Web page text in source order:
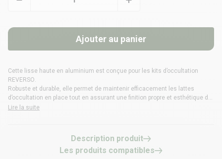
Ajouter au panier
Cette lisse haute en aluminium est conçue pour les kits d’occultation
REVERSO.
Robuste et durable, elle permet de maintenir efficacement les lattes
d’occultation en place tout en assurant une finition propre et esthétique de
votre clôture.
Lire la suite
Description produit
Les produits compatibles